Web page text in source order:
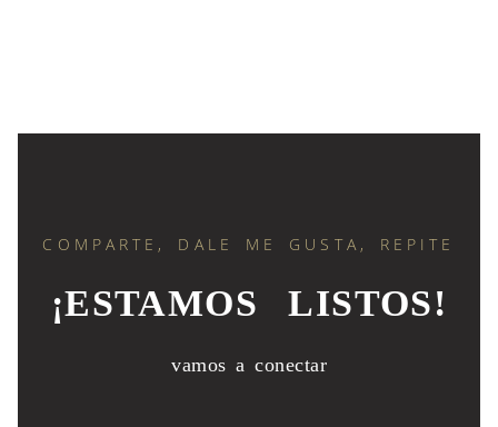
COMPARTE, DALE ME GUSTA, REPITE
¡ESTAMOS LISTOS!
vamos a conectar